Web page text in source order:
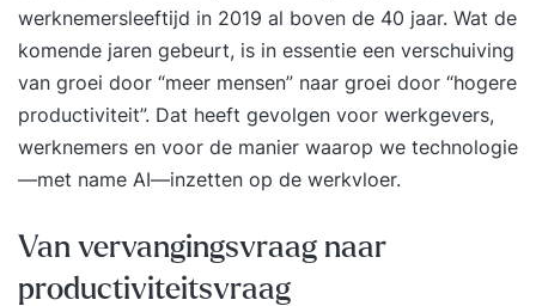
werknemersleeftijd in 2019 al boven de 40 jaar. Wat de
komende jaren gebeurt, is in essentie een verschuiving
van groei door “meer mensen” naar groei door “hogere
productiviteit”. Dat heeft gevolgen voor werkgevers,
werknemers en voor de manier waarop we technologie
—met name AI—inzetten op de werkvloer.
Van vervangingsvraag naar
productiviteitsvraag